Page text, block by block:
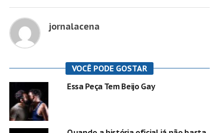
jornalacena
VOCÊ PODE GOSTAR
Essa Peça Tem Beijo Gay